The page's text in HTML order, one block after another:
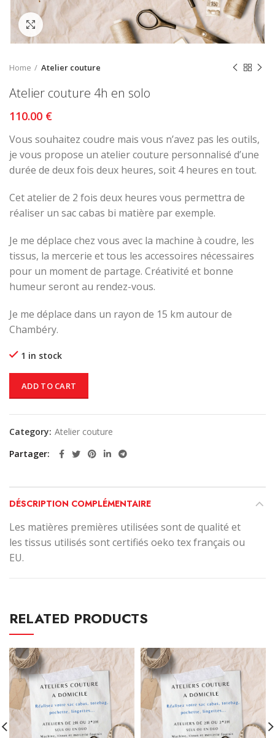
Click to enlarge
Home Atelier couture
Atelier couture 4h en solo
€
Vous souhaitez coudre mais vous n’avez pas les outils,
je vous propose un atelier couture personnalisé d’une
durée de deux fois deux heures, soit 4 heures en tout.
Cet atelier de 2 fois deux heures vous permettra de
réaliser un sac cabas bi matière par exemple.
Je me déplace chez vous avec la machine à coudre, les
tissus, la mercerie et tous les accessoires nécessaires
pour un moment de partage. Créativité et bonne
humeur seront au rendez-vous.
Je me déplace dans un rayon de 15 km autour de
Chambéry.
1 in stock
ADD TO CART
Category: Atelier couture
Partager
DÉSCRIPTION COMPLÉMENTAIRE
Les matières premières utilisées sont de qualité et
les tissus utilisés sont certifiés oeko tex français ou
EU.
RELATED PRODUCTS